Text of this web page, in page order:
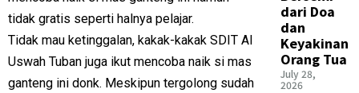
tidak gratis seperti halnya pelajar.
Tidak mau ketinggalan, kakak-kakak SDIT Al
Uswah Tuban juga ikut mencoba naik si mas
ganteng ini donk. Meskipun tergolong sudah
dari Doa
dan
Keyakinan
Orang Tua
July 28,
2026